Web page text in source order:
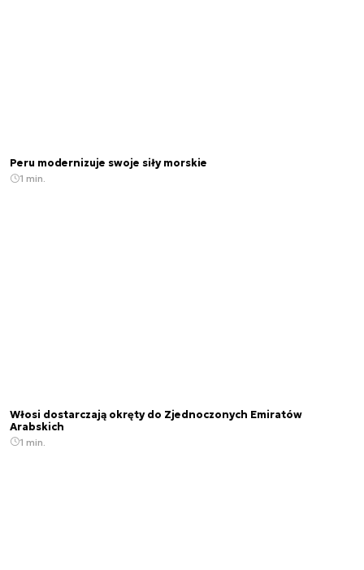
Peru modernizuje swoje siły morskie
1 min.
Włosi dostarczają okręty do Zjednoczonych Emiratów
Arabskich
1 min.